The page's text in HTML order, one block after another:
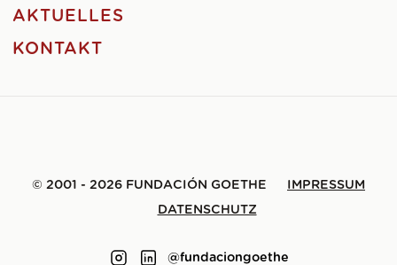
AKTUELLES
KONTAKT
© 2001 - 2026 FUNDACIÓN GOETHE
IMPRESSUM
DATENSCHUTZ
@fundaciongoethe